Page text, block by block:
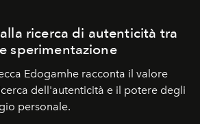
ricerca di autenticità tra
sperimentazione
Edogamhe racconta il valore
dell'autenticità e il potere degli
personale.